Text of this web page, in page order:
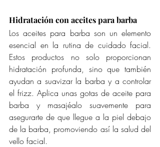
Hidratación con aceites para barba
Los aceites para barba son un elemento
esencial en la rutina de cuidado facial.
Estos productos no solo proporcionan
hidratación profunda, sino que también
ayudan a suavizar la barba y a controlar
el frizz. Aplica unas gotas de aceite para
barba y masajéalo suavemente para
asegurarte de que llegue a la piel debajo
de la barba, promoviendo así la salud del
vello facial.